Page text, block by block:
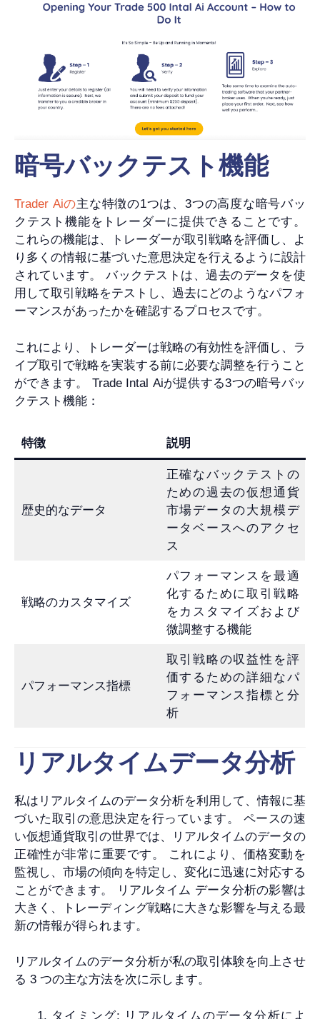
暗号バックテスト機能
Trader Aiの主な特徴の1つは、3つの高度な暗号バッ
クテスト機能をトレーダーに提供できることです。
これらの機能は、トレーダーが取引戦略を評価し、よ
り多くの情報に基づいた意思決定を行えるように設計
されています。 バックテストは、過去のデータを使
用して取引戦略をテストし、過去にどのようなパフォ
ーマンスがあったかを確認するプロセスです。
これにより、トレーダーは戦略の有効性を評価し、ラ
イブ取引で戦略を実装する前に必要な調整を行うこと
ができます。 Trade Intal Aiが提供する3つの暗号バッ
クテスト機能：
特徴 説明
歴史的なデータ
正確なバックテストの
ための過去の仮想通貨
市場データの大規模デ
ータベースへのアクセ
ス
戦略のカスタマイズ
パフォーマンスを最適
化するために取引戦略
をカスタマイズおよび
微調整する機能
パフォーマンス指標
取引戦略の収益性を評
価するための詳細なパ
フォーマンス指標と分
析
リアルタイムデータ分析
私はリアルタイムのデータ分析を利用して、情報に基
づいた取引の意思決定を行っています。 ペースの速
い仮想通貨取引の世界では、リアルタイムのデータの
正確性が非常に重要です。 これにより、価格変動を
監視し、市場の傾向を特定し、変化に迅速に対応する
ことができます。 リアルタイム データ分析の影響は
大きく、トレーディング戦略に大きな影響を与える最
新の情報が得られます。
リアルタイムのデータ分析が私の取引体験を向上させ
る 3 つの主な方法を次に示します。
タイミング: リアルタイムのデータ分析によ